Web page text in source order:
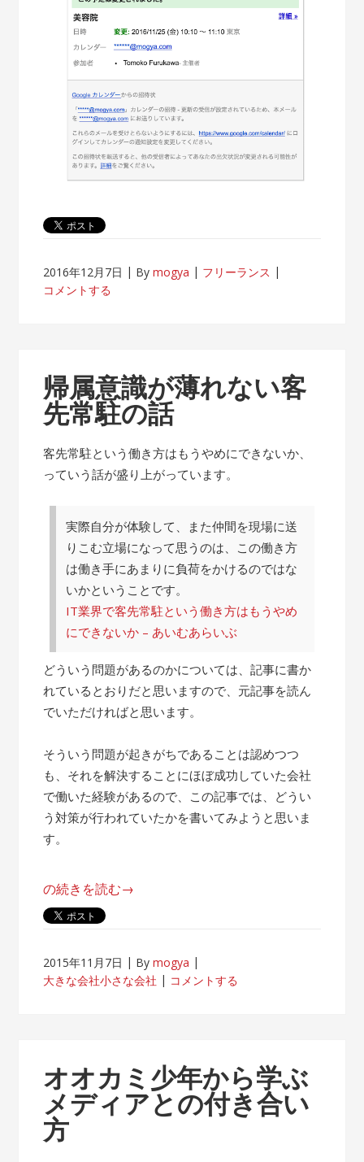
2016年12月7日 Bymogya
フリーランス
コメントする
帰属意識が薄れない客
先常駐の話
客先常駐という働き方はもうやめにできないか、
っていう話が盛り上がっています。
実際自分が体験して、また仲間を現場に送
りこむ立場になって思うのは、この働き方
は働き手にあまりに負荷をかけるのではな
いかということです。
IT業界で客先常駐という働き方はもうやめ
にできないか – あいむあらいぶ
どういう問題があるのかについては、記事に書か
れているとおりだと思いますので、元記事を読ん
でいただければと思います。
そういう問題が起きがちであることは認めつつ
も、それを解決することにほぼ成功していた会社
で働いた経験があるので、この記事では、どうい
う対策が行われていたかを書いてみようと思いま
す。
“帰
属
が
客
先
常
駐
の続きを読む→
2015年11月7日 Bymogya
大きな会社小さな会社
コメントする
オオカミ少年から学ぶ
メディアとの付き合い
方